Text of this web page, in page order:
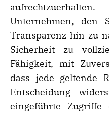
Unternehmen, den
Transparenz hin zu
Sicherheit zu
Fähigkeit, mit
dass jede geltende
Entscheidung
eingeführte